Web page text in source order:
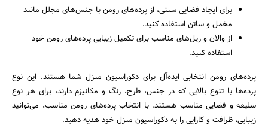
برای ایجاد فضایی سنتی، از پرده‌های رومن با جنس‌های مجلل مانند
مخمل و ساتن استفاده کنید.
از والان و ریل‌های مناسب برای تکمیل زیبایی پرده‌های رومن خود
استفاده کنید.
پرده‌های رومن انتخابی ایده‌آل برای دکوراسیون منزل شما هستند. این نوع
پرده‌ها با تنوع بالایی که در جنس، طرح، رنگ و مکانیزم دارند، برای هر نوع
سلیقه و فضایی مناسب هستند. با انتخاب پرده‌های رومن مناسب، می‌توانید
زیبایی، ظرافت و کارایی را به دکوراسیون منزل خود هدیه دهید.